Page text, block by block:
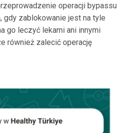
operacji bypassu
gdy zablokowanie jest na tyle
go leczyć lekami ani innymi
również zalecić operację